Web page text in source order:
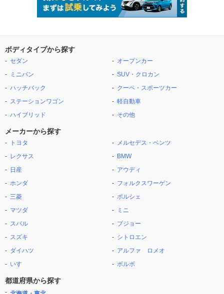
ボディタイプから探す
セダン
ミニバン
ハッチバック
ステーションワゴン
ハイブリッド
オープンカー
SUV・クロカン
クーペ・スポーツカー
軽自動車
その他
メーカーから探す
トヨタ
レクサス
日産
ホンダ
三菱
マツダ
スバル
スズキ
ダイハツ
いすゞ
メルセデス・ベンツ
BMW
アウディ
フォルクスワーゲン
ポルシェ
ミニ
プジョー
シトロエン
アルファ ロメオ
ボルボ
都道府県から探す